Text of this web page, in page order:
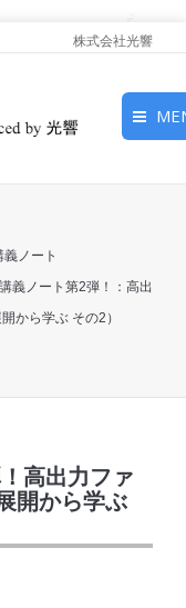
株式会社光響
ックアップ
基礎・光源
ノート
義ノート第2弾！：高出
から学ぶ その2）
高出力ファ
開から学ぶ